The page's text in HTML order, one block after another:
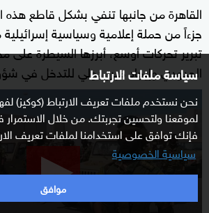
سياسة ملفات الارتباط
نحن نستخدم ملفات تعريف الارتباط (كوكيز)
لموقعنا ولتحسين تجربتك. من خلال
فإنك توافق على استخدامنا لملفات تعريف
سياسية الخصوصية
موافق
القاهرة من جانبها تنفي بشكل قاطع هذه
جزءاً من حملة إعلامية وسياسية
تبرير تحركات أوسع، أبرزها السيطرة على
الحدودي وإيجاد مبرر دولي للتدخل في